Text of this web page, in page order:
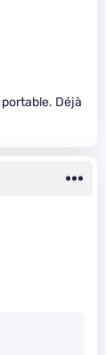
Déjà